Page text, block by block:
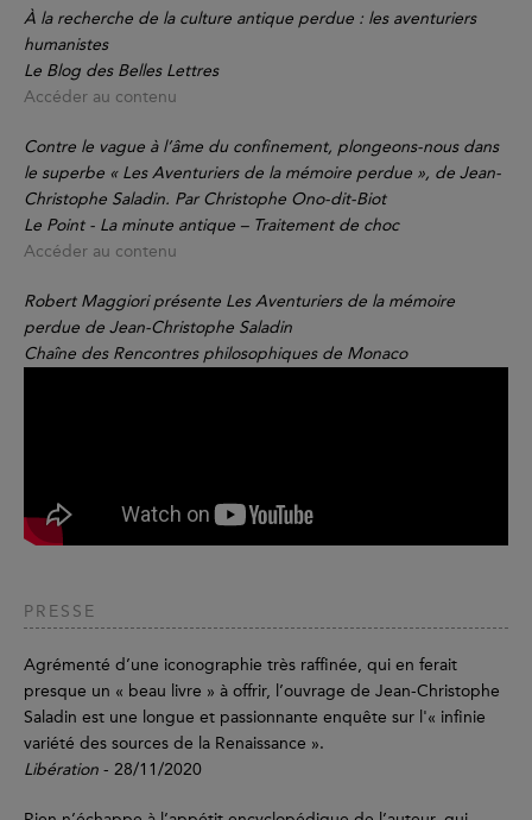
À la recherche de la culture antique perdue : les aventuriers
humanistes
Le Blog des Belles Lettres
Accéder au contenu
Contre le vague à l’âme du confinement, plongeons-nous dans
le superbe « Les Aventuriers de la mémoire perdue », de Jean-
Christophe Saladin. Par Christophe Ono-dit-Biot
Le Point - La minute antique – Traitement de choc
Accéder au contenu
Robert Maggiori présente Les Aventuriers de la mémoire
perdue de Jean-Christophe Saladin
Chaîne des Rencontres philosophiques de Monaco
PRESSE
Agrémenté d’une iconographie très raffinée, qui en ferait
presque un « beau livre » à offrir, l’ouvrage de Jean-Christophe
Saladin est une longue et passionnante enquête sur l'« infinie
variété des sources de la Renaissance ».
Libération - 28/11/2020